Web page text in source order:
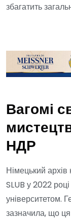
збагатить
Вагомі
НДР
Німецький
SLUB у 2022
університетом.
зазначила, що